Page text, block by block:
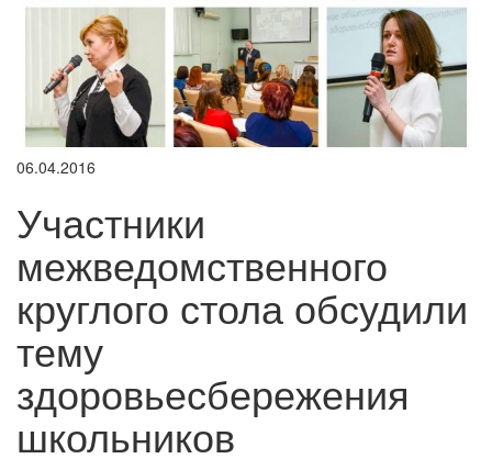
06.04.2016
Участники
межведомственного
круглого стола обсудили
тему
здоровьесбережения
школьников